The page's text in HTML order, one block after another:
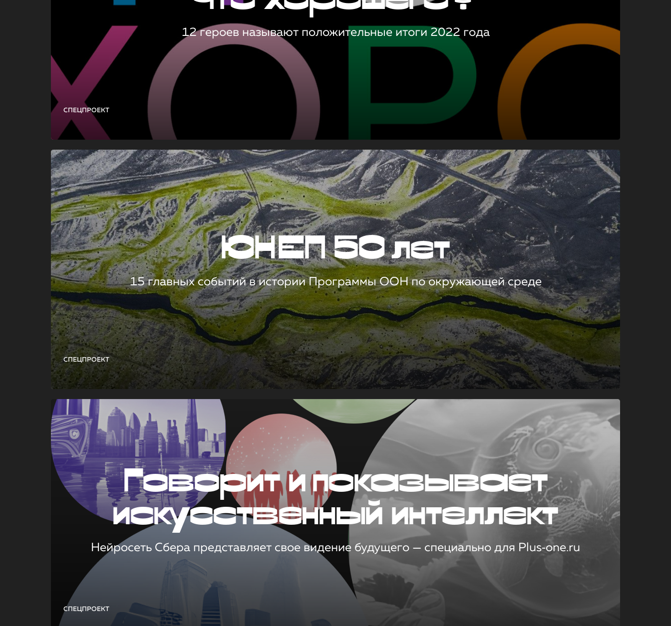
СПЕЦПРОЕКТ
12 героев называют положительные итоги 2022 года
СПЕЦПРОЕКТ
ЮНЕП 50 лет
15 главных событий в истории Программы ООН по окружающей среде
СПЕЦПРОЕКТ
Говорит и показывает
искусственный интеллект
Нейросеть Сбера представляет свое видение будущего — специально для Plus‑one.ru